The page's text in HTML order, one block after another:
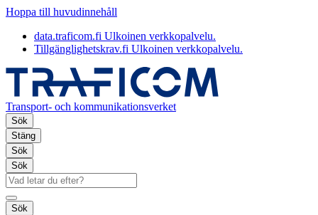
Hoppa till huvudinnehåll
data.traficom.fi Ulkoinen verkkopalvelu.
Tillgänglighetskrav.fi Ulkoinen verkkopalvelu.
Transport- och kommunikationsverket
Sök
Stäng
Sök
Sök
Sök